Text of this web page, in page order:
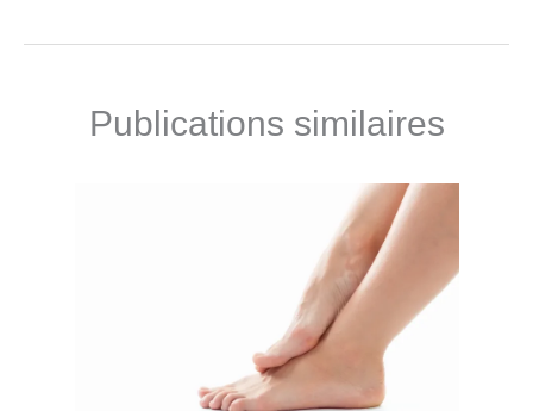
Publications similaires